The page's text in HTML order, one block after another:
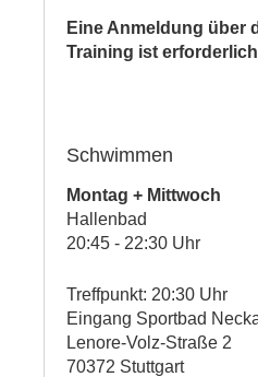
Eine Anmeldung über
Training ist
Schwimmen
Montag + Mittwoch
Hallenbad
20:45 - 22:30 Uhr
Treffpunkt: 20:30 Uhr
Eingang Sportbad
Lenore-Volz-Straße 2
70372 Stuttgart